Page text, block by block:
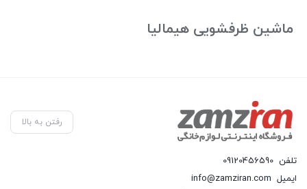
ماشین ظرفشويی هيماليا
رفتن به بالا
تلفن 09120456590
ایمیل info@zamziran.com